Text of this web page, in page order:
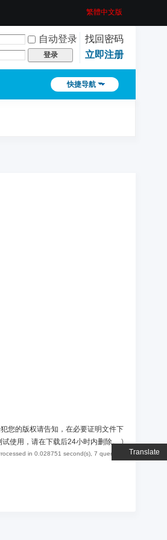
Translate
繁體中文版
自动登录
找回密码
登录 立即注册
快捷导航
您的版权请告知，在必要证明文件下
使用，请在下载后24小时内删除。)
in 0.028751 second(s), 7 queries .